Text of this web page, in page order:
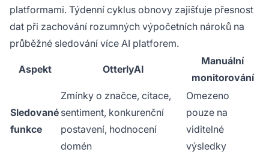
platformami. Týdenní cyklus obnovy zajišťuje přesnost
dat při zachování rozumných výpočetních nároků na
průběžné sledování více AI platforem.
Aspekt OtterlyAI
Manuální
monitorování
Sledované
funkce
Zmínky o značce, citace,
sentiment, konkurenční
postavení, hodnocení
domén
Omezeno
pouze na
viditelné
výsledky